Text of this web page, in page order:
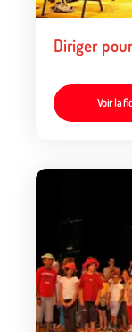
Diriger
Voir la